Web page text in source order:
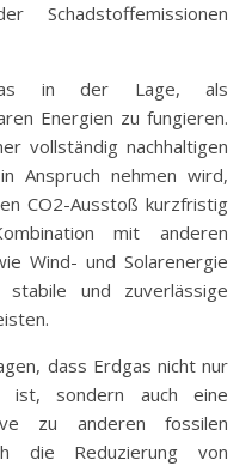
Schadstoffemissionen
in der Lage, als
Energien zu fungieren.
vollständig nachhaltigen
Anspruch nehmen wird,
CO2-Ausstoß kurzfristig
mit anderen
Wind- und Solarenergie
und zuverlässige
dass Erdgas nicht nur
ist, sondern auch eine
zu anderen fossilen
die Reduzierung von